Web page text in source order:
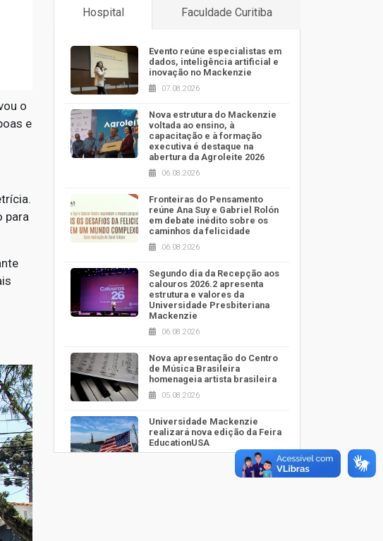
o
e
para
Hospital Faculdade Curitiba
Evento reúne especialistas em
dados, inteligência artificial e
inovação no Mackenzie
07.08.2026
Nova estrutura do Mackenzie
voltada ao ensino, à
capacitação e à formação
executiva é destaque na
abertura da Agroleite 2026
06.08.2026
Fronteiras do Pensamento
reúne Ana Suy e Gabriel Rolón
em debate inédito sobre os
caminhos da felicidade
06.08.2026
Segundo dia da Recepção aos
calouros 2026.2 apresenta
estrutura e valores da
Universidade Presbiteriana
Mackenzie
06.08.2026
Nova apresentação do Centro
de Música Brasileira
homenageia artista brasileira
05.08.2026
Universidade Mackenzie
realizará nova edição da Feira
EducationUSA